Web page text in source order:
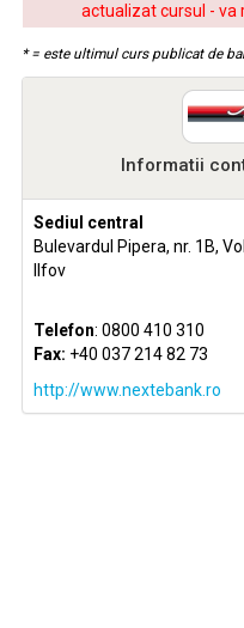
actualizat cursul - va
* = este ultimul curs publicat de
Informatii
Sediul central
Bulevardul Pipera, nr. 1B,
Ilfov
Telefon: 0800 410 310
Fax: +40 037 214 82 73
http://www.nextebank.ro